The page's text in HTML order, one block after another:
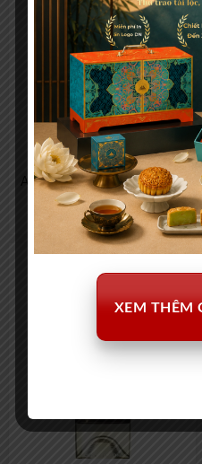
Ahu Ariki White (Semi-Sweet)
324.000₫
XEM THÊM